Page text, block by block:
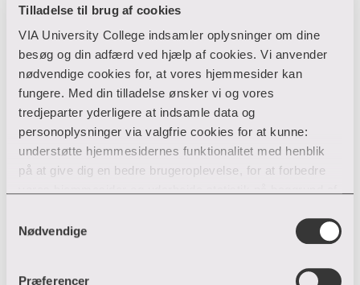
Tilladelse til brug af cookies
VIA University College indsamler oplysninger om dine
besøg og din adfærd ved hjælp af cookies. Vi anvender
nødvendige cookies for, at vores hjemmesider kan
fungere. Med din tilladelse ønsker vi og vores
tredjeparter yderligere at indsamle data og
personoplysninger via valgfrie cookies for at kunne:
understøtte hjemmesidernes funktionalitet med henblik
på at give dig en bedre brugeroplevelse, for at forbedre
hjemmesider og sociale netværk.
Du kan til enhver tid til- og fravælge cookies eller trække
Nødvendige
Præferencer